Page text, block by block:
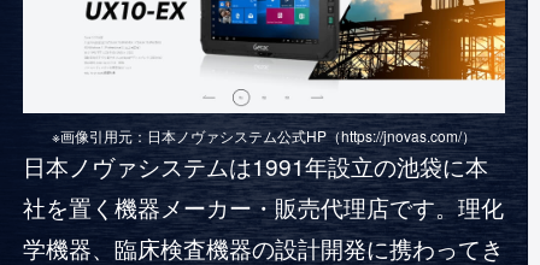
※画像引用元：日本ノヴァシステム公式HP（https://jnovas.com/）
日本ノヴァシステムは1991年設立の池袋に本
社を置く機器メーカー・販売代理店です。理化
学機器、臨床検査機器の設計開発に携わってき